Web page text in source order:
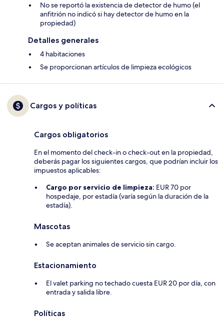
No se reportó la existencia de detector de humo (el
anfitrión no indicó si hay detector de humo en la
propiedad)
Detalles generales
4 habitaciones
Se proporcionan artículos de limpieza ecológicos
Cargos y políticas
Cargos obligatorios
En el momento del check-in o check-out en la propiedad,
deberás pagar los siguientes cargos, que podrían incluir los
impuestos aplicables:
Cargo por servicio de limpieza: EUR 70 por
hospedaje, por estadía (varía según la duración de la
estadía).
Mascotas
Se aceptan animales de servicio sin cargo.
Estacionamiento
El valet parking no techado cuesta EUR 20 por día, con
entrada y salida libre.
Políticas